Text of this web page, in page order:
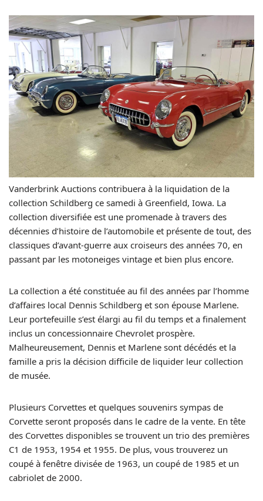
Vanderbrink Auctions contribuera à la liquidation de la
collection Schildberg ce samedi à Greenfield, Iowa. La
collection diversifiée est une promenade à travers des
décennies d’histoire de l’automobile et présente de tout, des
classiques d’avant-guerre aux croiseurs des années 70, en
passant par les motoneiges vintage et bien plus encore.
La collection a été constituée au fil des années par l’homme
d’affaires local Dennis Schildberg et son épouse Marlene.
Leur portefeuille s’est élargi au fil du temps et a finalement
inclus un concessionnaire Chevrolet prospère.
Malheureusement, Dennis et Marlene sont décédés et la
famille a pris la décision difficile de liquider leur collection
de musée.
Plusieurs Corvettes et quelques souvenirs sympas de
Corvette seront proposés dans le cadre de la vente. En tête
des Corvettes disponibles se trouvent un trio des premières
C1 de 1953, 1954 et 1955. De plus, vous trouverez un
coupé à fenêtre divisée de 1963, un coupé de 1985 et un
cabriolet de 2000.